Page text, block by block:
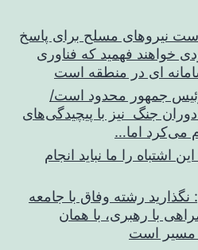
نیروهای مسلح برای پاسخ
خواهند فهمید که فناوری
ای در منطقه است
جمهور محدود است/
جنگ نیز با پیچیدگی‌های
می‌کرد اما…
اشتباه را ما نباید انجام
رشته وفاق با جامعه
با رهبری، با همان
مسیر است